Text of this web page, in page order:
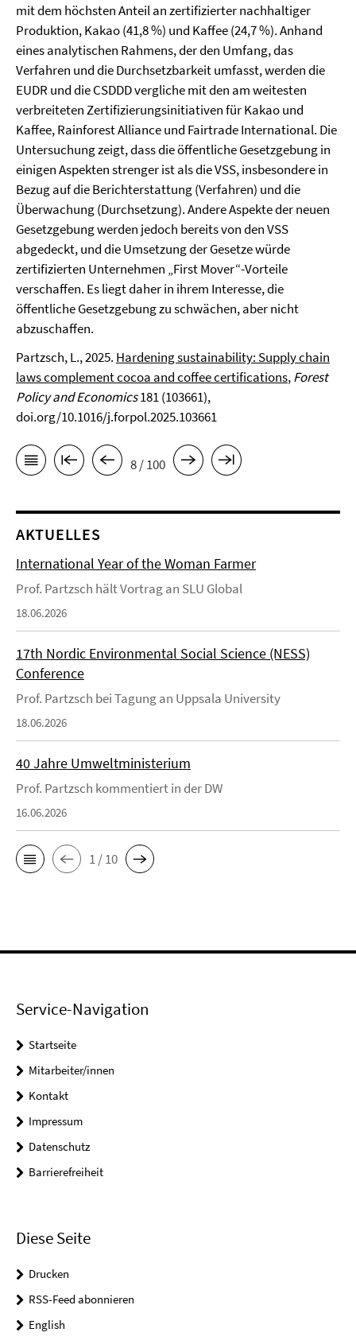
mit dem höchsten Anteil an zertifizierter nachhaltiger
Produktion, Kakao (41,8 %) und Kaffee (24,7 %). Anhand
eines analytischen Rahmens, der den Umfang, das
Verfahren und die Durchsetzbarkeit umfasst, werden die
EUDR und die CSDDD vergliche mit den am weitesten
verbreiteten Zertifizierungsinitiativen für Kakao und
Kaffee, Rainforest Alliance und Fairtrade International. Die
Untersuchung zeigt, dass die öffentliche Gesetzgebung in
einigen Aspekten strenger ist als die VSS, insbesondere in
Bezug auf die Berichterstattung (Verfahren) und die
Überwachung (Durchsetzung). Andere Aspekte der neuen
Gesetzgebung werden jedoch bereits von den VSS
abgedeckt, und die Umsetzung der Gesetze würde
zertifizierten Unternehmen „First Mover“-Vorteile
verschaffen. Es liegt daher in ihrem Interesse, die
öffentliche Gesetzgebung zu schwächen, aber nicht
abzuschaffen.
Partzsch, L., 2025. Hardening sustainability: Supply chain
laws complement cocoa and coffee certifications,Forest
Policy and Economics181 (103661),
doi.org/10.1016/j.forpol.2025.103661
8 / 100
AKTUELLES
International Year of the Woman Farmer
Prof. Partzsch hält Vortrag an SLU Global
18.06.2026
17th Nordic Environmental Social Science (NESS)
Conference
Prof. Partzsch bei Tagung an Uppsala University
18.06.2026
40 Jahre Umweltministerium
Prof. Partzsch kommentiert in der DW
16.06.2026
1 / 10
Service-Navigation
Startseite
Mitarbeiter/innen
Kontakt
Impressum
Datenschutz
Barrierefreiheit
Diese Seite
Drucken
RSS-Feed abonnieren
English